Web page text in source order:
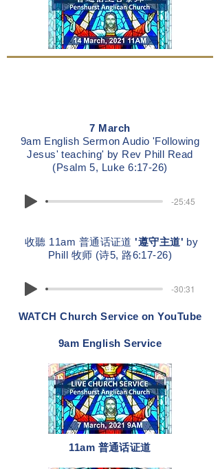
7 March
9am English Sermon Audio 'Following
Jesus' teaching' by Rev Phill Read
(Psalm 5, Luke 6:17-26)
-25:45
收聽 11am 普通话证道'遵守主道' by
Phill 牧师 (诗5, 路6:17-26)
-30:31
WATCH Church Service on YouTube
9am English Service
11am 普通话证道